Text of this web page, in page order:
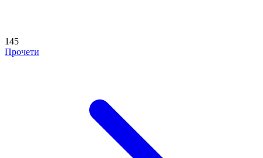
145
Прочети